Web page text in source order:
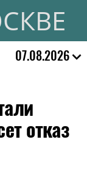
07.08.2026
отказ